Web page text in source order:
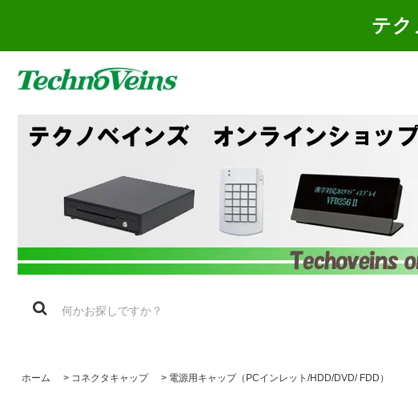
テ
ホーム > コネクタキャップ > 電源用キャップ（PCインレット/HDD/DVD/ FDD）